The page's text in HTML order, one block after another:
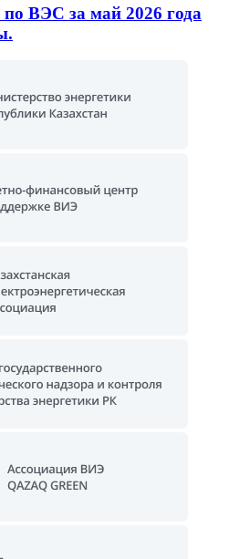
ВЭС за май 2026 года